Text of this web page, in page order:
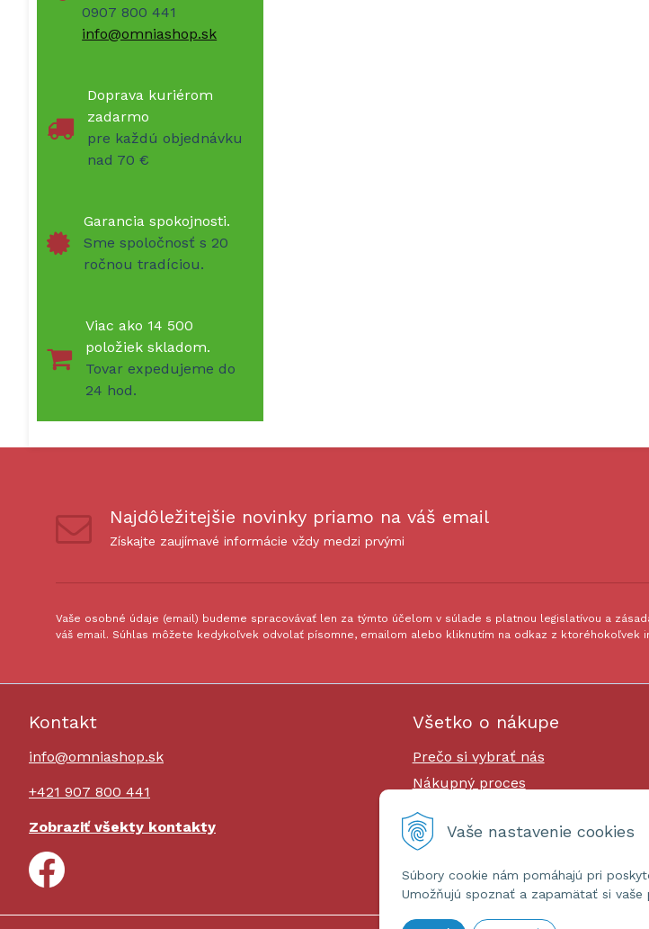
Vaše nastavenie cookies
Súbory cookie nám pomáhajú pri
Umožňujú spoznať a zapamätať si vaše
0907 800 441
info@omniashop.sk
Doprava kuriérom
zadarmo
pre každú objednávku
nad 70 €
Garancia spokojnosti.
Sme spoločnosť s 20
ročnou tradíciou.
Viac ako 14 500
položiek skladom.
Tovar expedujeme do
24 hod.
Najdôležitejšie novinky priamo na váš email
Získajte zaujímavé informácie vždy medzi prvými
Vaše osobné údaje (email) budeme spracovávať len za týmto účelom v súlade s platnou legislatívou a
váš email. Súhlas môžete kedykoľvek odvolať písomne, emailom alebo kliknutím na odkaz z ktoréhokoľvek
Kontakt
info@omniashop.sk
+421 907 800 441
Zobraziť všekty kontakty
Všetko o nákupe
Prečo si vybrať nás
Nákupný proces
Platby a doprava
Reklamačný poriadok